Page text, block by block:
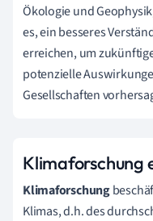
Ökologie und
es, ein besseres
erreichen, um
potenzielle
Gesellschaften
Klimaforschung
Klimaforschung
Klimas, d.h. des